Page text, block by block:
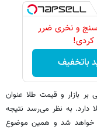
و نخری ضرر
کردی!
باتخفیف
بر بازار و قیمت طلا عنوان
دارد. به نظر می‌رسد نتیجه
خواهد شد و همین موضوع